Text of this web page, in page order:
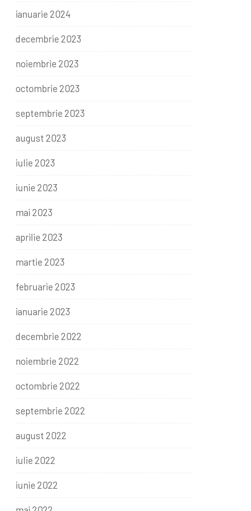
ianuarie 2024
decembrie 2023
noiembrie 2023
octombrie 2023
septembrie 2023
august 2023
iulie 2023
iunie 2023
mai 2023
aprilie 2023
martie 2023
februarie 2023
ianuarie 2023
decembrie 2022
noiembrie 2022
octombrie 2022
septembrie 2022
august 2022
iulie 2022
iunie 2022